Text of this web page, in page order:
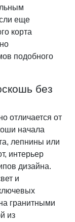
еще
корта
подобного
без
отличается от
начала
лепнины или
интерьер
дизайна.
и
гранитными
из